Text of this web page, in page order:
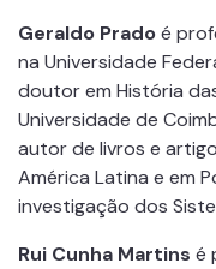
Geraldo Pradoé
na Universidade
doutor em História
Universidade de
autor de livros e
América Latina e em
investigação dos
Rui Cunha Martins é